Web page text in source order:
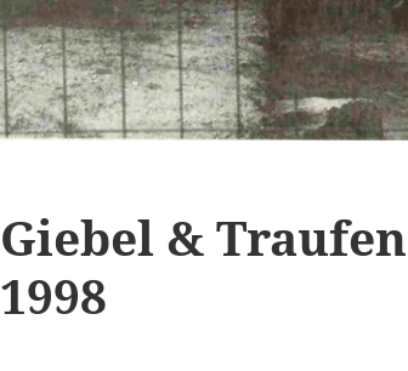
Giebel &
1998